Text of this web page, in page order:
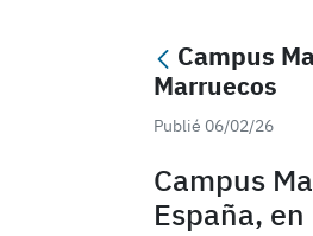
Campus
Marruecos
Publié 06/02/26
Campus
España,